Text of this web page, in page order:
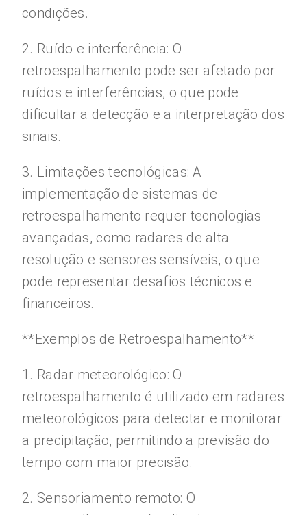
condições.
2. Ruído e interferência: O
retroespalhamento pode ser afetado por
ruídos e interferências, o que pode
dificultar a detecção e a interpretação dos
sinais.
3. Limitações tecnológicas: A
implementação de sistemas de
retroespalhamento requer tecnologias
avançadas, como radares de alta
resolução e sensores sensíveis, o que
pode representar desafios técnicos e
financeiros.
**Exemplos de Retroespalhamento**
1. Radar meteorológico: O
retroespalhamento é utilizado em radares
meteorológicos para detectar e monitorar
a precipitação, permitindo a previsão do
tempo com maior precisão.
2. Sensoriamento remoto: O